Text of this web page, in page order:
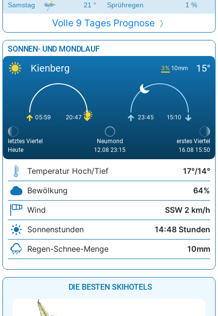
Samstag 21 ° Sprühregen 1 %
Volle 9 Tages Prognose
SONNEN- UND MONDLAUF
Kienberg 3% 10mm 15°
05:59 20:47 23:45 15:10
letztes Viertel
Heute
Neumond
12.08 23:15
erstes Viertel
16.08 15:50
Temperatur Hoch/Tief
17°/14°
Bewölkung
64%
Wind
SSW 2 km/h
Sonnenstunden
14:48 Stunden
Regen-Schnee-Menge
10mm
DIE BESTEN SKIHOTELS